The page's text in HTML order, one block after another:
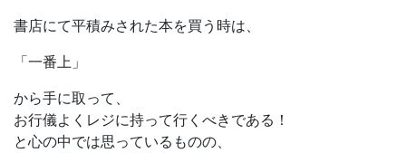
書店にて平積みされた本を買う時は、
「一番上」
から手に取って、
お行儀よくレジに持って行くべきである！
と心の中では思っているものの、